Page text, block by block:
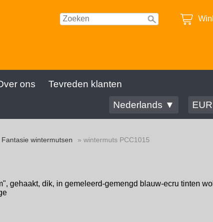
ons
Tevreden klanten
Nederlands ▼
Fantasie wintermutsen » wintermuts PCC1015
gehaakt, dik, in gemeleerd-gemengd blauw-ecru tinten